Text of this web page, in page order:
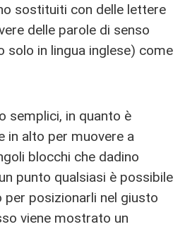
sostituiti con delle lettere
delle parole di senso
in lingua inglese) come
semplici, in quanto è
in alto per muovere a
blocchi che dadino
punto qualsiasi è possibile
posizionarli nel giusto
viene mostrato un